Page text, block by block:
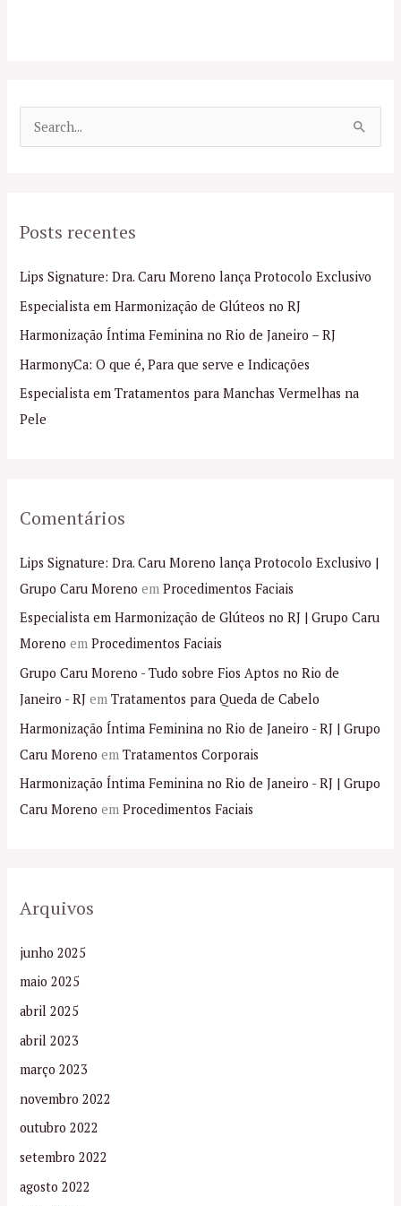
u
s
a
r
p
o
r
Posts recentes
Lips Signature: Dra. Caru Moreno lança Protocolo Exclusivo
Especialista em Harmonização de Glúteos no RJ
Harmonização Íntima Feminina no Rio de Janeiro – RJ
HarmonyCa: O que é, Para que serve e Indicações
Especialista em Tratamentos para Manchas Vermelhas na
Pele
Comentários
Lips Signature: Dra. Caru Moreno lança Protocolo Exclusivo |
Grupo Caru Moreno emProcedimentos Faciais
Especialista em Harmonização de Glúteos no RJ | Grupo Caru
Moreno emProcedimentos Faciais
Grupo Caru Moreno - Tudo sobre Fios Aptos no Rio de
Janeiro - RJ emTratamentos para Queda de Cabelo
Harmonização Íntima Feminina no Rio de Janeiro - RJ | Grupo
Caru Moreno emTratamentos Corporais
Harmonização Íntima Feminina no Rio de Janeiro - RJ | Grupo
Caru Moreno emProcedimentos Faciais
Arquivos
junho 2025
maio 2025
abril 2025
abril 2023
março 2023
novembro 2022
outubro 2022
setembro 2022
agosto 2022